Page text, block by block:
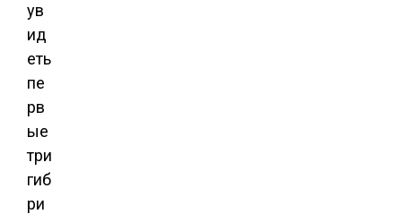
ув
ид
еть
пе
рв
ые
три
гиб
ри